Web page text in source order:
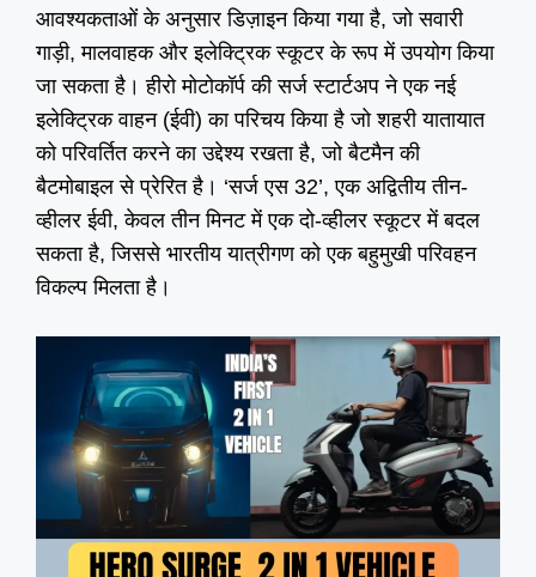
आवश्यकताओं के अनुसार डिज़ाइन किया गया है, जो सवारी
गाड़ी, मालवाहक और इलेक्ट्रिक स्कूटर के रूप में उपयोग किया
जा सकता है। हीरो मोटोकॉर्प की सर्ज स्टार्टअप ने एक नई
इलेक्ट्रिक वाहन (ईवी) का परिचय किया है जो शहरी यातायात
को परिवर्तित करने का उद्देश्य रखता है, जो बैटमैन की
बैटमोबाइल से प्रेरित है। ‘सर्ज एस 32’, एक अद्वितीय तीन-
व्हीलर ईवी, केवल तीन मिनट में एक दो-व्हीलर स्कूटर में बदल
सकता है, जिससे भारतीय यात्रीगण को एक बहुमुखी परिवहन
विकल्प मिलता है।